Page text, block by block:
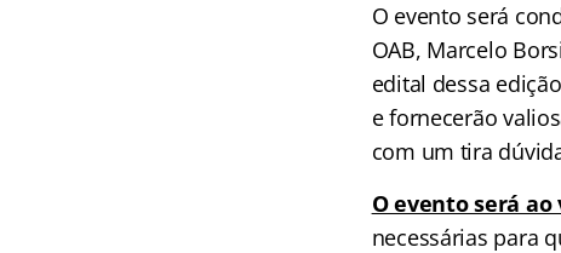
O evento será
OAB, Marcelo
edital dessa
e fornecerão
com um tira
O evento será
necessárias para